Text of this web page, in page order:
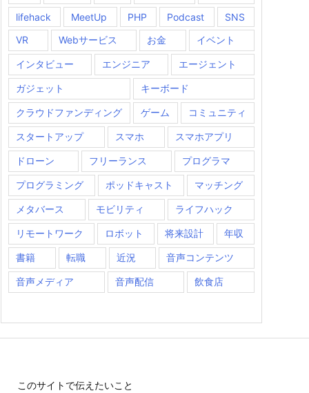
lifehack MeetUp PHP Podcast
SNS
VR
Webサービス お金 イベント
インタビュー エンジニア エージェント
ガジェット キーボード
クラウドファンディング ゲーム コミュニティ
スタートアップ スマホ スマホアプリ
ドローン フリーランス プログラマ
プログラミング ポッドキャスト マッチング
メタバース モビリティ ライフハック
リモートワーク ロボット 将来設計 年収
書籍 転職 近況 音声コンテンツ
音声メディア 音声配信 飲食店
このサイトで伝えたいこと